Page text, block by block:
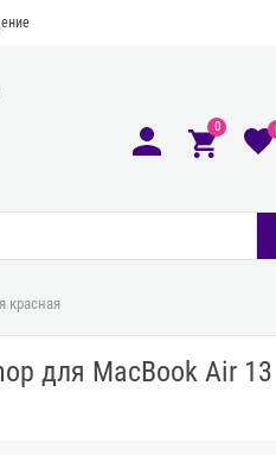
0
красная
для MacBook Air 13